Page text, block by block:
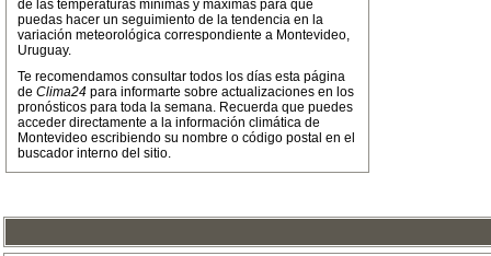
de las temperaturas mínimas y máximas para que
puedas hacer un seguimiento de la tendencia en la
variación meteorológica correspondiente a Montevideo,
Uruguay.
Te recomendamos consultar todos los días esta página
de Clima24 para informarte sobre actualizaciones en los
pronósticos para toda la semana. Recuerda que puedes
acceder directamente a la información climática de
Montevideo escribiendo su nombre o código postal en el
buscador interno del sitio.